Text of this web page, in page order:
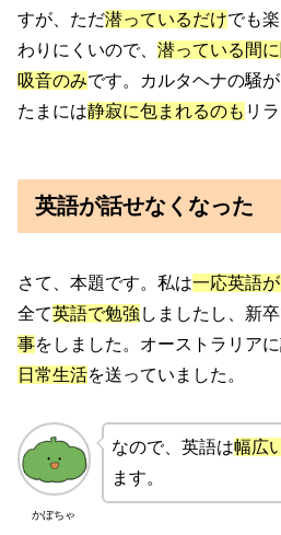
すが、ただ潜っているだけでも
わりにくいので、 潜っている間
吸音のみです。カルタヘナの騒
たまには静寂に包まれるのも リ
英語が話せなくなった
さて、本題です。私は一応英語
全て英語で勉強 しましたし、新
事をしました。オーストラリアに
日常生活を送っていました。
かぼちゃ
なので、英語は幅広
ます。